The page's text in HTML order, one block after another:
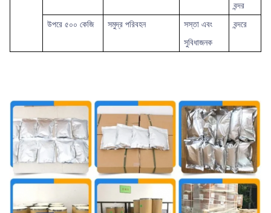
বন্দর
উপরে ৫০০ কেজি সমুদ্র পরিবহন
সস্তা এবং
সুবিধাজনক
বন্দরে